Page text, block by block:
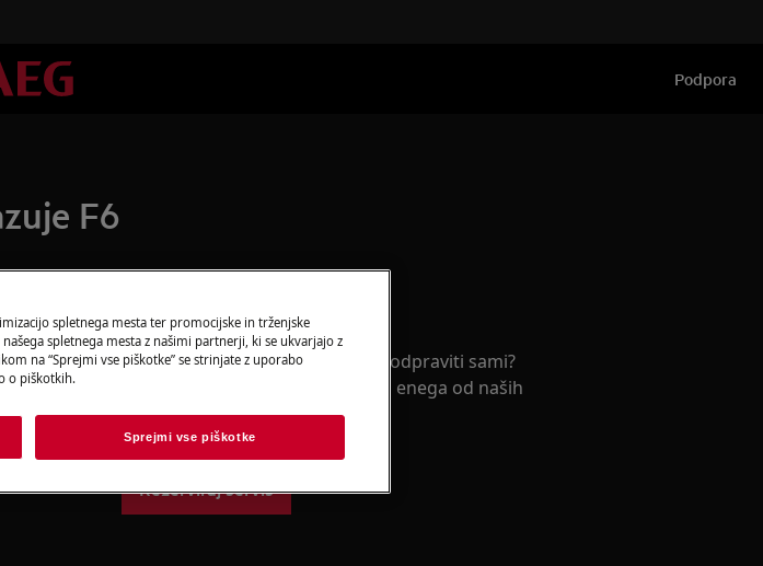
Podpora
F6
o
Naročite serviserja
Ali imate težavo, ki jo ne morete odpraviti sami?
Dogovorite se za termin prihoda enega od naših
pooblaščenih serviserjev.
Rezerviraj servis
spletnega mesta ter promocijske in trženjske
spletnega mesta z našimi partnerji, ki se ukvarjajo z
na “Sprejmi vse piškotke” se strinjate z uporabo
o piškotkih.
Sprejmi vse piškotke